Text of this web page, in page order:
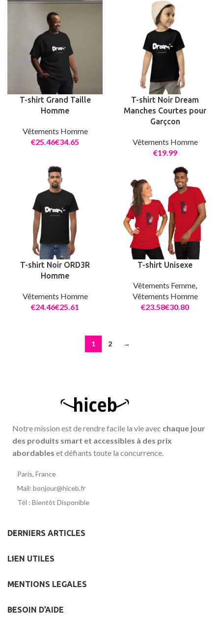
T-shirt Grand Taille
Homme
Vêtements Homme
€
€
T-shirt Noir Dream
Manches Courtes pour
Garçcon
Vêtements Homme
€
T-shirt Noir ORD3R
Homme
Vêtements Homme
€
€
T-shirt Unisexe
Vêtements Femme,
Vêtements Homme
€
€
1 2 →
Notre mission est de rendre facile la vie avec chaque jour
des produits smart et accessibles à des prix
abordables et défiants toute la concurrence.
Paris, France
Mail: bonjour@hiceb.fr
Tél : Bientôt Disponible
DERNIERS ARTICLES
LIEN UTILES
MENTIONS LEGALES
BESOIN D’AIDE